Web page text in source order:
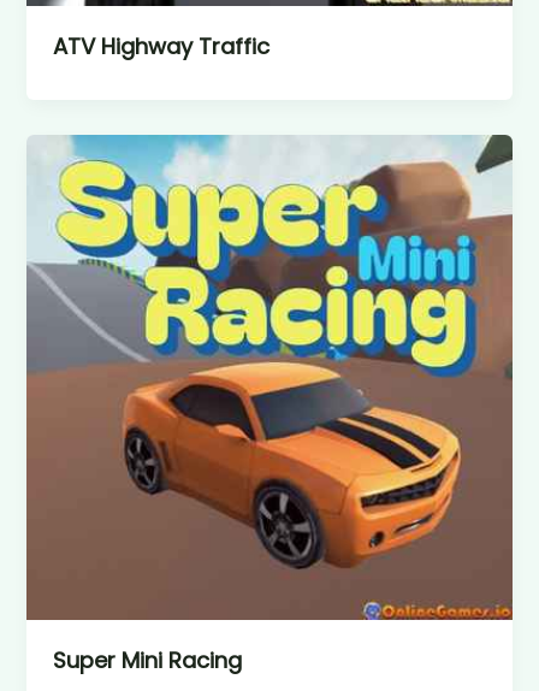
ATV Highway Traffic
Super Mini Racing